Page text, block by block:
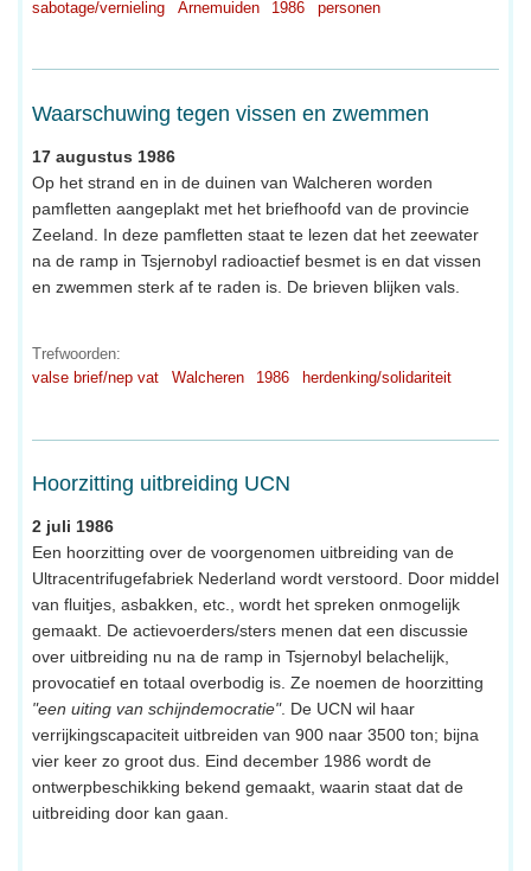
sabotage/vernieling
Arnemuiden 1986 personen
Waarschuwing tegen vissen en zwemmen
17 augustus 1986
Op het strand en in de duinen van Walcheren worden
pamfletten aangeplakt met het briefhoofd van de provincie
Zeeland. In deze pamfletten staat te lezen dat het zeewater
na de ramp in Tsjernobyl radioactief besmet is en dat vissen
en zwemmen sterk af te raden is. De brieven blijken vals.
Trefwoorden:
valse brief/nep vat
Walcheren 1986 herdenking/solidariteit
Hoorzitting uitbreiding UCN
2 juli 1986
Een hoorzitting over de voorgenomen uitbreiding van de
Ultracentrifugefabriek Nederland wordt verstoord. Door middel
van fluitjes, asbakken, etc., wordt het spreken onmogelijk
gemaakt. De actievoerders/sters menen dat een discussie
over uitbreiding nu na de ramp in Tsjernobyl belachelijk,
provocatief en totaal overbodig is. Ze noemen de hoorzitting
"een uiting van schijndemocratie". De UCN wil haar
verrijkingscapaciteit uitbreiden van 900 naar 3500 ton; bijna
vier keer zo groot dus. Eind december 1986 wordt de
ontwerpbeschikking bekend gemaakt, waarin staat dat de
uitbreiding door kan gaan.